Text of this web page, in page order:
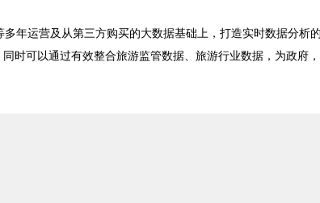
年运营及从第三方购买的大数据基础上，打造实时数据分析
时可以通过有效整合旅游监管数据、旅游行业数据，为政府